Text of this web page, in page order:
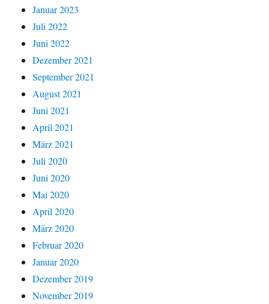
Januar 2023
Juli 2022
Juni 2022
Dezember 2021
September 2021
August 2021
Juni 2021
April 2021
März 2021
Juli 2020
Juni 2020
Mai 2020
April 2020
März 2020
Februar 2020
Januar 2020
Dezember 2019
November 2019